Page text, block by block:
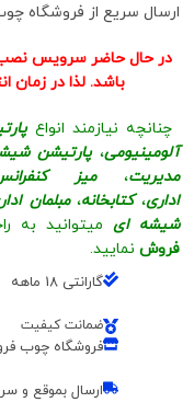
ارسال سریع از فروشگاه
در حال حاضر سرویس نصب
باشد. لذا در زمان
چنانچه نیازمند انواع
آلومینیومی،پارتیشن
مدیریت،میز
اداری،کتابخانه،مبلمان
شیشه ای میتوانید به
فروش نمایید.
گارانتی 18 ماهه
ضمانت کیفیت
فروشگاه چوب
ارسال بموقع و